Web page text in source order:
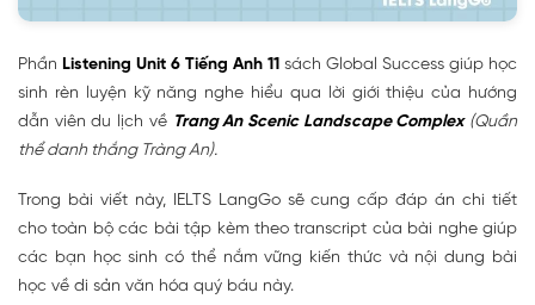
Phần Listening Unit 6 Tiếng Anh 11 sách Global Success giúp học
sinh rèn luyện kỹ năng nghe hiểu qua lời giới thiệu của hướng
dẫn viên du lịch về Trang An Scenic Landscape Complex (Quần
thể danh thắng Tràng An).
Trong bài viết này, IELTS LangGo sẽ cung cấp đáp án chi tiết
cho toàn bộ các bài tập kèm theo transcript của bài nghe giúp
các bạn học sinh có thể nắm vững kiến thức và nội dung bài
học về di sản văn hóa quý báu này.